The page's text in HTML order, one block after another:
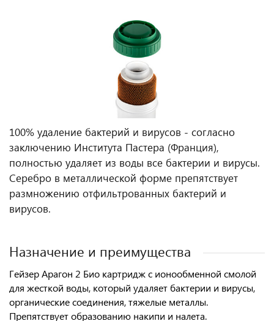
100% удаление бактерий и вирусов - согласно
заключению Института Пастера (Франция),
полностью удаляет из воды все бактерии и вирусы.
Серебро в металлической форме препятствует
размножению отфильтрованных бактерий и
вирусов.
Назначение и преимущества
Гейзер Арагон 2 Био картридж с ионообменной смолой
для жесткой воды, который удаляет бактерии и вирусы,
органические соединения, тяжелые металлы.
Препятствует образованию накипи и налета.